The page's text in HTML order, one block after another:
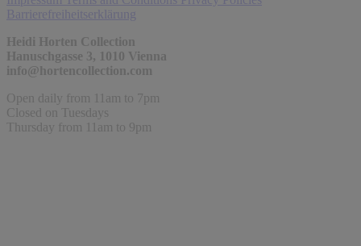
Barrierefreiheitserklärung
Heidi Horten Collection
Hanuschgasse 3, 1010 Vienna
info@hortencollection.com
Open daily from 11am to 7pm
Closed on Tuesdays
Thursday from 11am to 9pm